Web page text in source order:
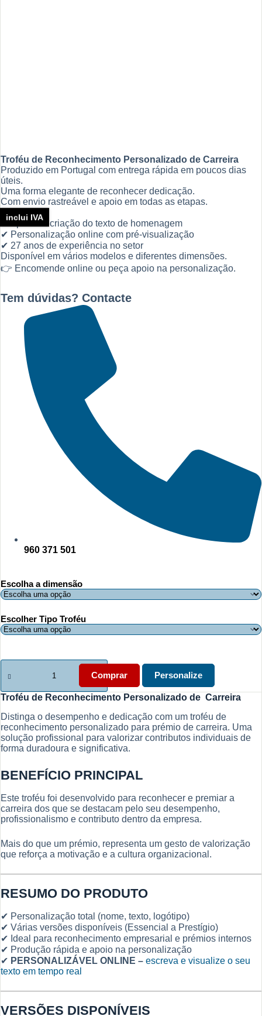
Troféu de Reconhecimento Personalizado de Carreira
Produzido em Portugal com entrega rápida em poucos dias
úteis.
Uma forma elegante de reconhecer dedicação.
Com envio rastreável e apoio em todas as etapas.
Inclui:
✔ Apoio na criação do texto de homenagem
✔ Personalização online com pré-visualização
✔ 27 anos de experiência no setor
Disponível em vários modelos e diferentes dimensões.
👉 Encomende online ou peça apoio na personalização.
Tem dúvidas? Contacte
960 371 501
Escolha a dimensão
Escolher Tipo Troféu
Quantidade
de
de
Reconhecimento
Personalizado
de
Carreira
Comprar Personalize
Troféu de Reconhecimento Personalizado de Carreira
Distinga o desempenho e dedicação com um troféu de
reconhecimento personalizado para prémio de carreira. Uma
solução profissional para valorizar contributos individuais de
forma duradoura e significativa.
BENEFÍCIO PRINCIPAL
Este troféu foi desenvolvido para reconhecer e premiar a
carreira dos que se destacam pelo seu desempenho,
profissionalismo e contributo dentro da empresa.
Mais do que um prémio, representa um gesto de valorização
que reforça a motivação e a cultura organizacional.
RESUMO DO PRODUTO
✔ Personalização total (nome, texto, logótipo)
✔ Várias versões disponíveis (Essencial a Prestígio)
✔ Ideal para reconhecimento empresarial e prémios internos
✔ Produção rápida e apoio na personalização
✔ PERSONALIZÁVEL ONLINE – escreva e visualize o seu
texto em tempo real
VERSÕES DISPONÍVEIS
inclui IVA